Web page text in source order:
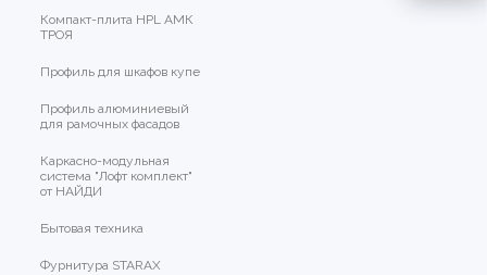
Компакт-плита HPL АМК
ТРОЯ
Профиль для шкафов купе
Профиль алюминиевый
для рамочных фасадов
Каркасно-модульная
система "Лофт комплект"
от НАЙДИ
Бытовая техника
Фурнитура STARAX